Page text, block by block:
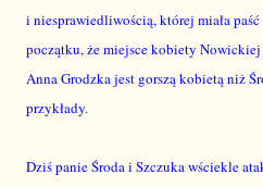
i niesprawiedliwością, której miała
początku, że miejsce kobiety
Anna Grodzka jest gorszą kobietą niż
przykłady.
Dziś panie Środa i Szczuka wściekle